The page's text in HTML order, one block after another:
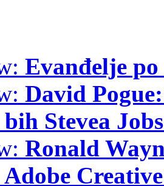
Evanđelje
David
Stevea
Ronald
Adobe